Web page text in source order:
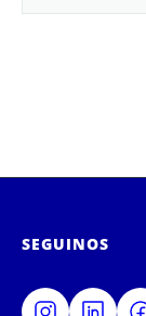
SEGUINOS